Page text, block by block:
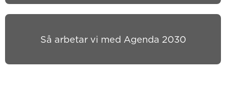
Så arbetar vi med Agenda 2030